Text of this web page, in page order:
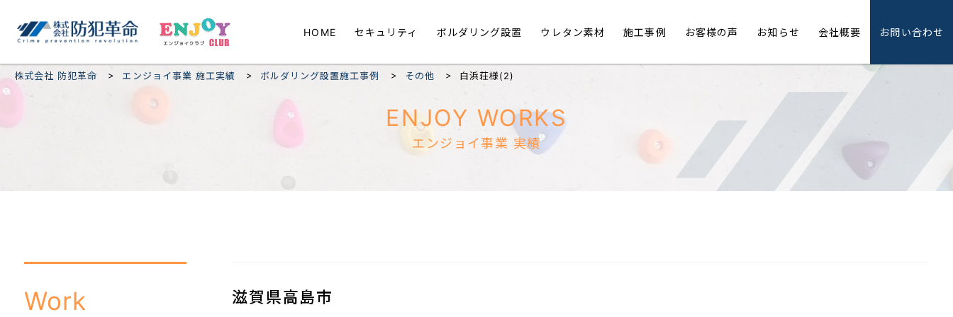
HOME セキュリティ ボルダリング設置 ウレタン素材 施工事例 お客様の声 お知らせ 会社概要 お問い合わせ
株式会社 防犯革命 > エンジョイ事業 施工実績 > ボルダリング設置施工事例 > その他 > 白浜荘様(2)
ENJOY WORKS
エンジョイ事業 実績
Work
滋賀県高島市